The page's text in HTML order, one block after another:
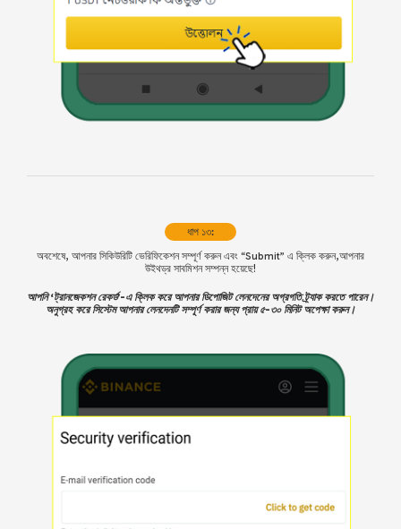
ধাপ ১৩:
অবশেষে, আপনার সিকিউরিটি ভেরিফিকেশন সম্পূর্ণ করুন এবং “Submit” এ ক্লিক করুন,আপনার
উইথড্র সাবমিশন সম্পন্ন হয়েছে!
আপনি ‘ট্রানজেকশন রেকর্ড’-এ ক্লিক করে আপনার ডিপোজিট লেনদেনের অগ্রগতি ট্র্যাক করতে পারেন।
অনুগ্রহ করে সিস্টেম আপনার লেনদেনটি সম্পূর্ণ করার জন্য প্রায় ৫-৩০ মিনিট অপেক্ষা করুন।